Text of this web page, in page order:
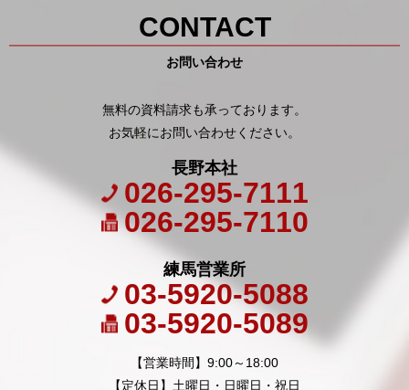
CONTACT
お問い合わせ
無料の資料請求も承っております。
お気軽にお問い合わせください。
長野本社
026-295-7111
026-295-7110
練馬営業所
03-5920-5088
03-5920-5089
【営業時間】9:00～18:00
【定休日】土曜日・日曜日・祝日